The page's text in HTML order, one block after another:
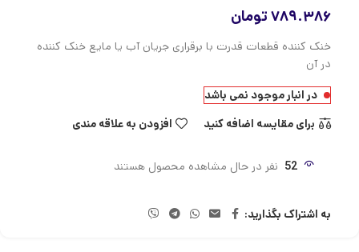
۷۸۹.۳۸۶تومان
خنک کننده قطعات قدرت با برقراری جریان آب یا مایع خنک کننده
در آن
در انبار موجود نمی باشد
برای مقایسه اضافه کنید
افزودن به علاقه مندی
52 نفر در حال مشاهده محصول هستند
به اشتراک بگذارید: